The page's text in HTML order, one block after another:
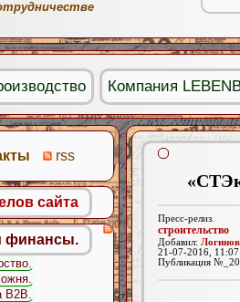
Пресс-релиз.
строительство
Добавил:
21-07-2016,
Публикация
rss
сайта
финансы.
B2B.
Компания